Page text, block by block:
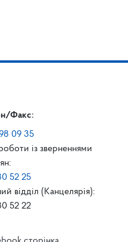
Факс:
09 35
із зверненнями
52 25
відділ (Канцелярія):
52 22